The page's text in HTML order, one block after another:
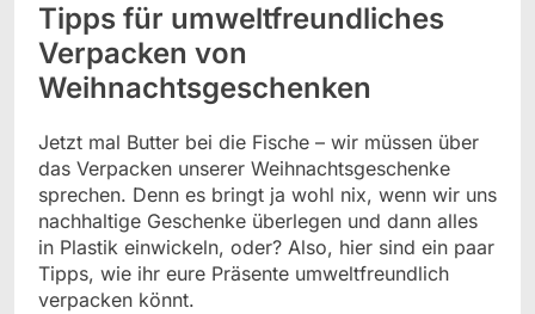
Tipps für umweltfreundliches
Verpacken von
Weihnachtsgeschenken
Jetzt mal Butter bei die Fische – wir müssen über
das Verpacken unserer Weihnachtsgeschenke
sprechen. Denn es bringt ja wohl nix, wenn wir uns
nachhaltige Geschenke überlegen und dann alles
in Plastik einwickeln, oder? Also, hier sind ein paar
Tipps, wie ihr eure Präsente umweltfreundlich
verpacken könnt.